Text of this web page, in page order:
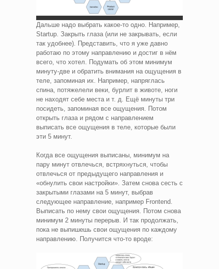
Дальше надо выбрать какое-то одно. Например,
Startup. Закрыть глаза (или не закрывать, если
так удобнее). Представить, что я уже давно
работаю по этому направлению и достиг в нём
всего, что хотел. Подумать об этом минимум
минуту-две и обратить внимания на ощущения в
теле, запоминая их. Например, напряглась
спина, потяжелели веки, бурлит в животе, ноги
не находят себе места и т. д. Ещё минуты три
посидеть, запоминая все ощущения. Потом
открыть глаза и рядом с направлением
выписать все ощущения в теле, которые были
эти 5 минут.
Когда все ощущения выписаны, минимум на
пару минут отвлечься, встряхнуться, чтобы
отвлечься от предыдущего направления и
«обнулить свои настройки». Затем снова сесть с
закрытыми глазами на 5 минут, выбрав
следующее направление, например Frontend.
Выписать по нему свои ощущения. Потом снова
минимум 2 минуты перерыв. И так продолжать,
пока не выпишешь свои ощущения по каждому
направлению. Получится что-то вроде: